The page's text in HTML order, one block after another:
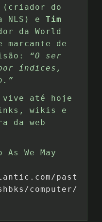
(criador do
NLS) e Tim
da World
marcante de
“O ser
por índices,
vive até hoje
wikis e
da web
We May
past
computer/